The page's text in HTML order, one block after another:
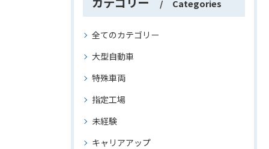
Categories
全てのカテゴリー
大型自動車
特殊車両
指定工場
未経験
キャリアアップ